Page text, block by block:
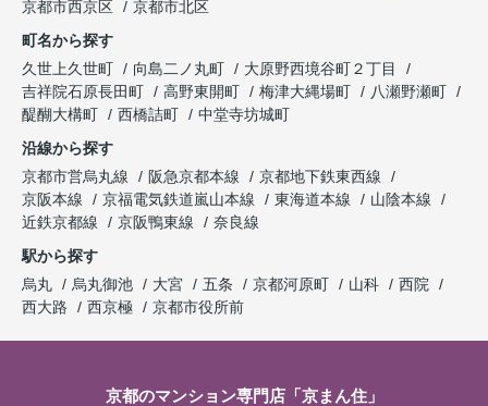
京都市西京区
京都市北区
町名から探す
久世上久世町
向島二ノ丸町
大原野西境谷町２丁目
吉祥院石原長田町
高野東開町 梅津大縄場町
八瀬野瀬町
醍醐大構町
西橋詰町
中堂寺坊城町
沿線から探す
京都市営烏丸線
阪急京都本線
京都地下鉄東西線
京阪本線
京福電気鉄道嵐山本線 東海道本線
山陰本線
近鉄京都線
京阪鴨東線
奈良線
駅から探す
烏丸
烏丸御池 大宮 五条 京都河原町 山科
西院
西大路
西京極 京都市役所前
京都のマンション専門店「京まん住」